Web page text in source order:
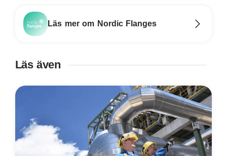
Läs mer om Nordic Flanges
Läs även